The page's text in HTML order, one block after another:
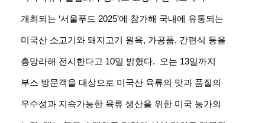
개최되는 ‘서울푸드 2025’에 참가해 국내에 유통되는
미국산 소고기와 돼지고기 원육, 가공품, 간편식 등을
총망라해 전시한다고 10일 밝혔다. 오는 13일까지
부스 방문객을 대상으로 미국산 육류의 맛과 품질의
우수성과 지속가능한 육류 생산을 위한 미국 농가의